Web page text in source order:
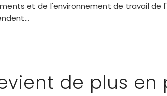
et de l'environnement de travail de
de plus